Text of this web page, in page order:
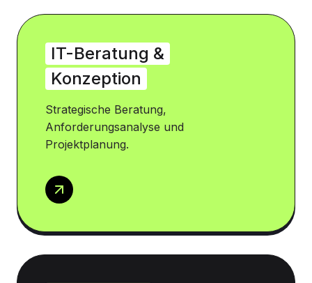
IT-Beratung &
Konzeption
Strategische Beratung,
Anforderungsanalyse und
Projektplanung.